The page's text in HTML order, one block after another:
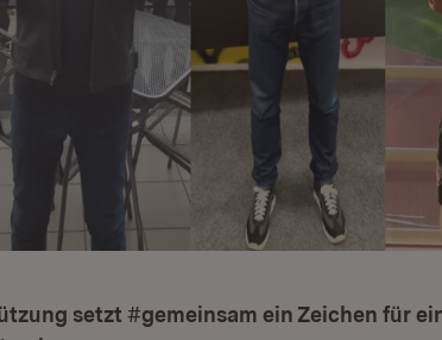
setzt #gemeinsam ein Zeichen für